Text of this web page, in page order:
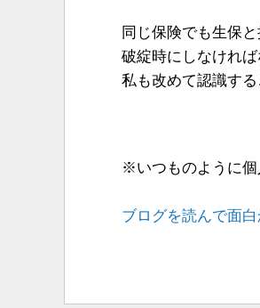
同じ保険でも生保
破綻時にしなけれ
私も改めて認識する
※いつものように個
ブログを読んで面